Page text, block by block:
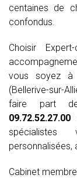
centaines de
confondus.
Choisir
vous soyez à
(Bellerive-sur-
faire part
09.72.52.27.00
personnalisées,
Cabinet